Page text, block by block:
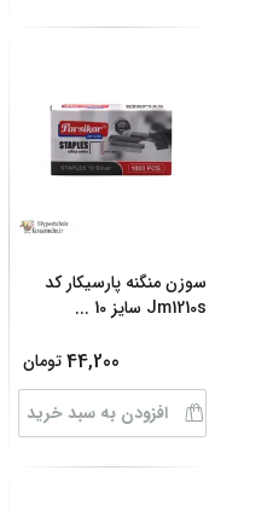
سوزن منگنه پارسیکار کد
Jm1210s سایز 10
...
44,200تومان
افزودن به سبد خرید